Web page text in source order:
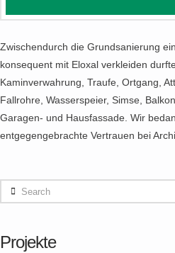
Zwischendurch die Grundsanierung
konsequent mit Eloxal verkleiden
Kaminverwahrung, Traufe, Ortgang,
Fallrohre, Wasserspeier, Simse,
Garagen- und Hausfassade. Wir
entgegengebrachte Vertrauen bei
Search
Projekte